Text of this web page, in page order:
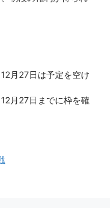
月27日は予定を空け
月27日までに枠を確